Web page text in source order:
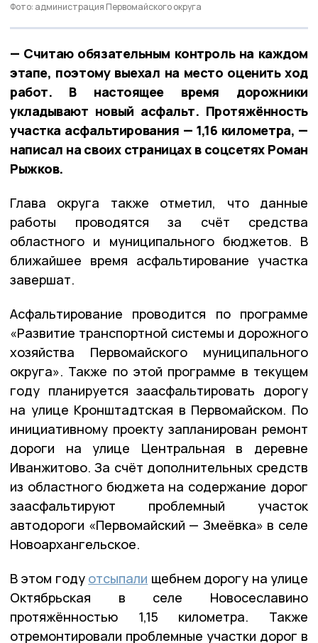
Фото: администрация Первомайского округа
— Считаю обязательным контроль на каждом
этапе, поэтому выехал на место оценить ход
работ. В настоящее время дорожники
укладывают новый асфальт. Протяжённость
участка асфальтирования — 1,16 километра, —
написал на своих страницах в соцсетях Роман
Рыжков.
Глава округа также отметил, что данные
работы проводятся за счёт средства
областного и муниципального бюджетов. В
ближайшее время асфальтирование участка
завершат.
Асфальтирование проводится по программе
«Развитие транспортной системы и дорожного
хозяйства Первомайского муниципального
округа». Также по этой программе в текущем
году планируется заасфальтировать дорогу
на улице Кронштадтская в Первомайском. По
инициативному проекту запланирован ремонт
дороги на улице Центральная в деревне
Иванжитово. За счёт дополнительных средств
из областного бюджета на содержание дорог
заасфальтируют проблемный участок
автодороги «Первомайский — Змеёвка» в селе
Новоархангельское.
В этом году отсыпали щебнем дорогу на улице
Октябрьская в селе Новосеславино
протяжённостью 1,15 километра. Также
отремонтировали проблемные участки дорог в